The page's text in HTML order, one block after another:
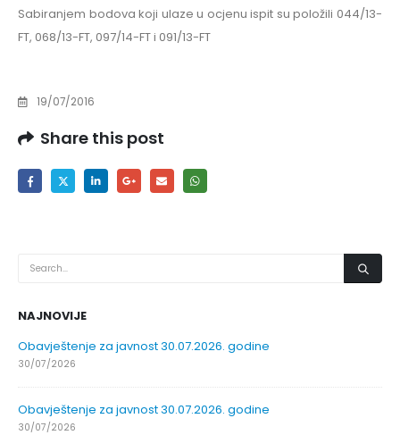
Sabiranjem bodova koji ulaze u ocjenu ispit su položili 044/13-
FT, 068/13-FT, 097/14-FT i 091/13-FT
19/07/2016
Share this post
NAJNOVIJE
Obavještenje za javnost 30.07.2026. godine
30/07/2026
Obavještenje za javnost 30.07.2026. godine
30/07/2026